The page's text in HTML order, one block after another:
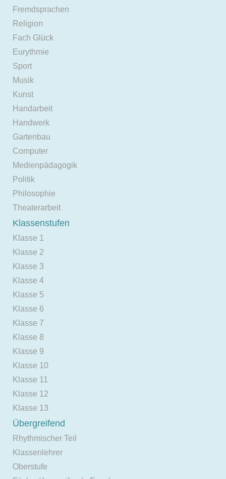
Fremdsprachen
Religion
Fach Glück
Eurythmie
Sport
Musik
Kunst
Handarbeit
Handwerk
Gartenbau
Computer
Medienpädagogik
Politik
Philosophie
Theaterarbeit
Klassenstufen
Klasse 1
Klasse 2
Klasse 3
Klasse 4
Klasse 5
Klasse 6
Klasse 7
Klasse 8
Klasse 9
Klasse 10
Klasse 11
Klasse 12
Klasse 13
Übergreifend
Rhythmischer Teil
Klassenlehrer
Oberstufe